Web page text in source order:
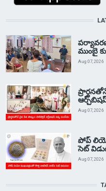
ముంబై
Aug 07, 2026
Aug 07, 2026
పోప్ లియో
సెట్
Aug 07, 2026